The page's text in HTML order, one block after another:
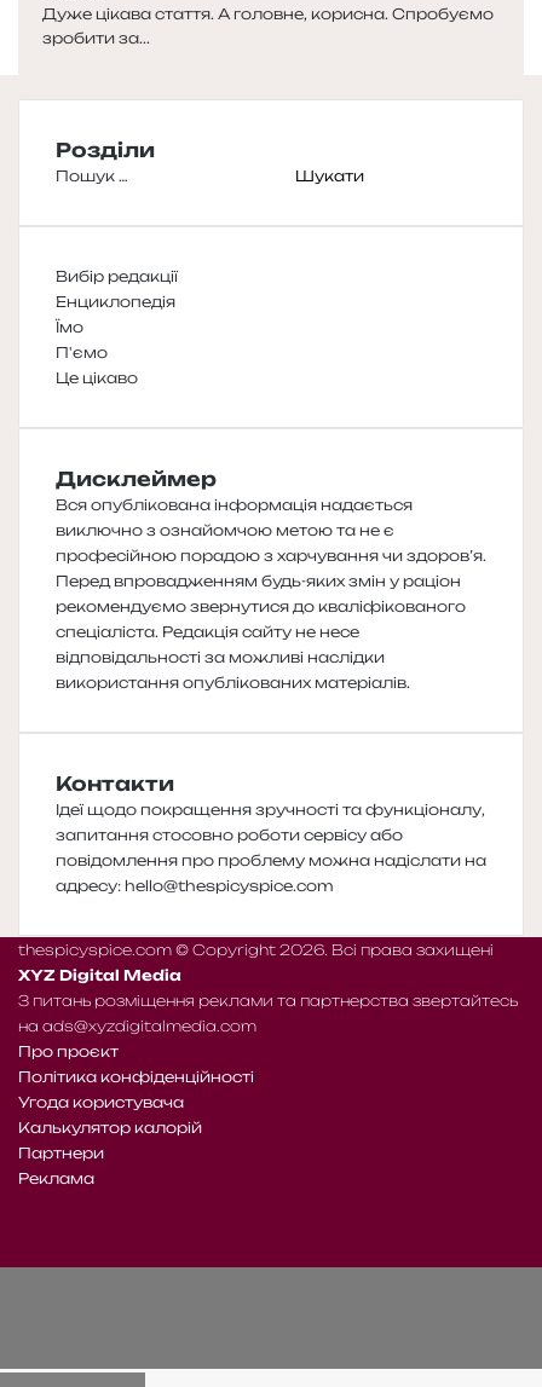
Дуже цікава стаття. А головне, корисна. Спробуємо
зробити за...
Розділи
Пошук:
Вибір редакції
Енциклопедія
Їмо
П'ємо
Це цікаво
Дисклеймер
Вся опублікована інформація надається
виключно з ознайомчою метою та не є
професійною порадою з харчування чи здоров’я.
Перед впровадженням будь-яких змін у раціон
рекомендуємо звернутися до кваліфікованого
спеціаліста. Редакція сайту не несе
відповідальності за можливі наслідки
використання опублікованих матеріалів.
Контакти
Ідеї щодо покращення зручності та функціоналу,
запитання стосовно роботи сервісу або
повідомлення про проблему можна надіслати на
адресу: hello@thespicyspice.com
thespicyspice.com © Copyright 2026. Всі права захищені
XYZ Digital Media
З питань розміщення реклами та партнерства звертайтесь
на ads@xyzdigitalmedia.com
Про проєкт
Політика конфіденційності
Угода користувача
Калькулятор калорій
Партнери
Реклама